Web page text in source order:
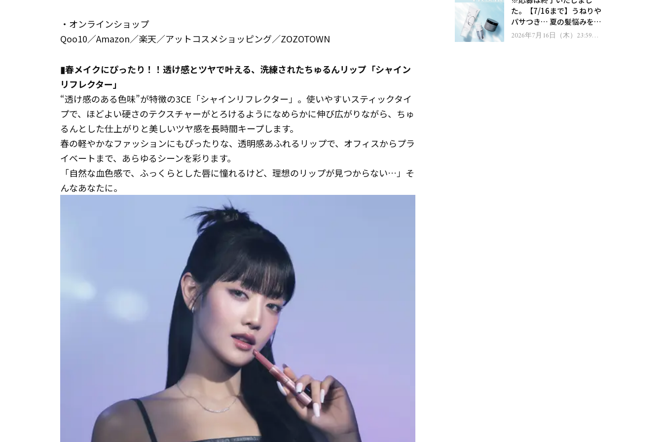
・オンラインショップ
Qoo10／Amazon／楽天／アットコスメショッピング／ZOZOTOWN
▮春メイクにぴったり！！透け感とツヤで叶える、洗練されたちゅるんリップ「シャイン
リフレクター」
“透け感のある色味”が特徴の3CE「シャインリフレクター」。使いやすいスティックタイ
プで、ほどよい硬さのテクスチャーがとろけるようになめらかに伸び広がりながら、ちゅ
るんとした仕上がりと美しいツヤ感を長時間キープします。
春の軽やかなファッションにもぴったりな、透明感あふれるリップで、オフィスからプラ
イベートまで、あらゆるシーンを彩ります。
「自然な血色感で、ふっくらとした唇に憧れるけど、理想のリップが見つからない…」そ
んなあなたに。
ゼント！
た。【7/16まで】うねりや
パサつき… 夏の髪悩みを解
消するヘアケアアイテムを
2026年7月16日（木）23:59ま